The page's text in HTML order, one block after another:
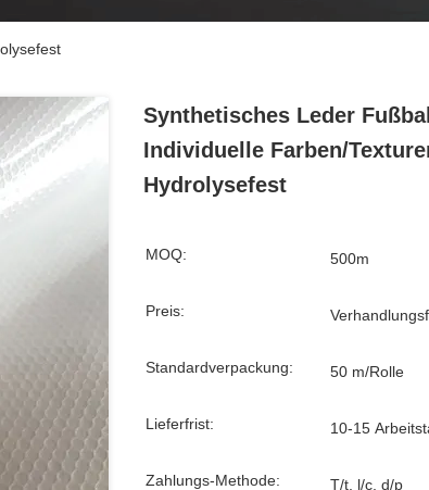
Synthetisches Leder
Individuelle Farben/
Hydrolysefest
MOQ: 500m
Preis:
Standardverpackung: 50 m/Rolle
Lieferfrist: 10-15
Zahlungs-Methode: T/t, l/c, d/p